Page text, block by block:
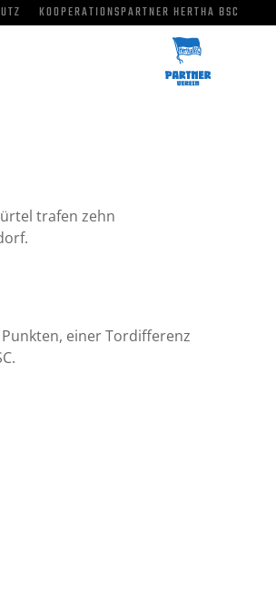
KOOPERATIONSPARTNER HERTHA BSC
trafen zehn
einer Tordifferenz